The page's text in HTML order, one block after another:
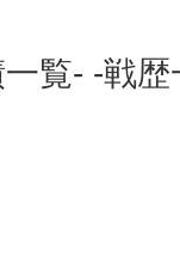
覧- -戦歴